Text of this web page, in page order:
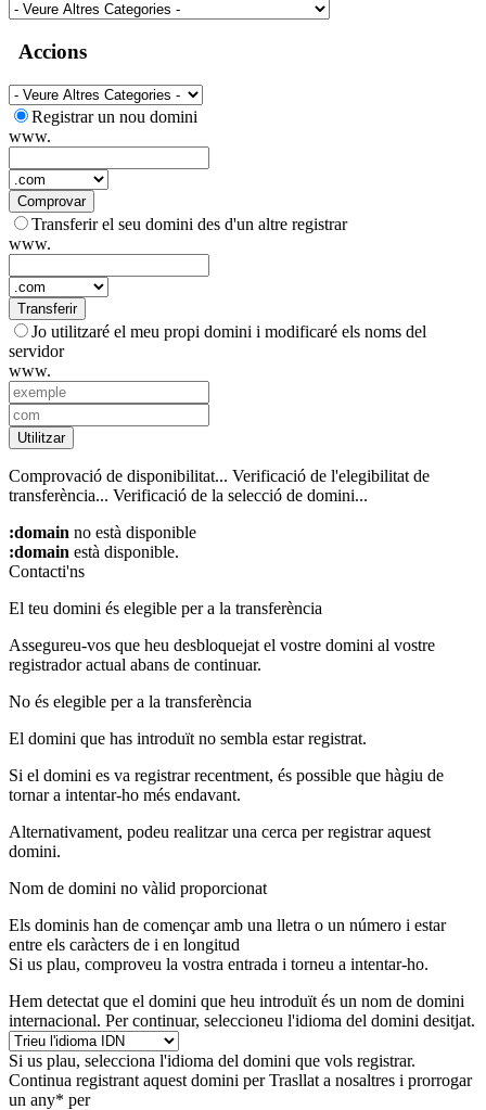
Accions
Registrar un nou domini
www.
Comprovar
Transferir el seu domini des d'un altre registrar
www.
Transferir
Jo utilitzaré el meu propi domini i modificaré els noms del
servidor
www.
Utilitzar
Comprovació de disponibilitat... Verificació de l'elegibilitat de
transferència... Verificació de la selecció de domini...
:domain no està disponible
:domain està disponible.
Contacti'ns
El teu domini és elegible per a la transferència
Assegureu-vos que heu desbloquejat el vostre domini al vostre
registrador actual abans de continuar.
No és elegible per a la transferència
El domini que has introduït no sembla estar registrat.
Si el domini es va registrar recentment, és possible que hàgiu de
tornar a intentar-ho més endavant.
Alternativament, podeu realitzar una cerca per registrar aquest
domini.
Nom de domini no vàlid proporcionat
Els dominis han de començar amb una lletra o un número i estar
entre els caràcters de i en longitud
Si us plau, comproveu la vostra entrada i torneu a intentar-ho.
Hem detectat que el domini que heu introduït és un nom de domini
internacional. Per continuar, seleccioneu l'idioma del domini desitjat.
Si us plau, selecciona l'idioma del domini que vols registrar.
Continua registrant aquest domini per Trasllat a nosaltres i prorrogar
un any* per